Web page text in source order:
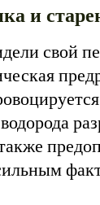
и
свой